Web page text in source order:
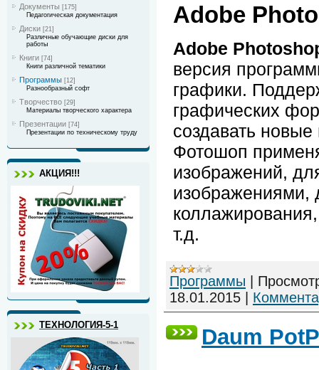
Документы [175]
Педагогическая документация
Диски [21]
Различные обучающие диски для
работы
Книги [74]
Книги различной тематики
Программы [12]
Разнообразный софт
Творчество [29]
Материалы творческого характера
Презентации [74]
Презентации по техническому труду
АКЦИЯ!!!
ТЕХНОЛОГИЯ-5-1
Adobe
Adobe
версия
графики.
графических
создавать
Фотошоп
изображений,
изображениями,
т.д.
Программы
18.01.2015
Daum